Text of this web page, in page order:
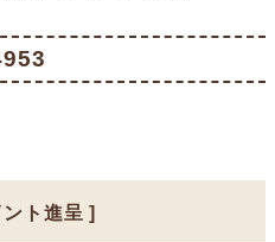
ト進呈 ]